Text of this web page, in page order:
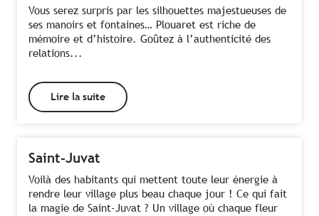
Vous serez surpris par les silhouettes majestueuses de
ses manoirs et fontaines… Plouaret est riche de
mémoire et d’histoire. Goûtez à l’authenticité des
relations...
Lire la suite
Saint-Juvat
Voilà des habitants qui mettent toute leur énergie à
rendre leur village plus beau chaque jour ! Ce qui fait
la magie de Saint-Juvat ? Un village où chaque fleur